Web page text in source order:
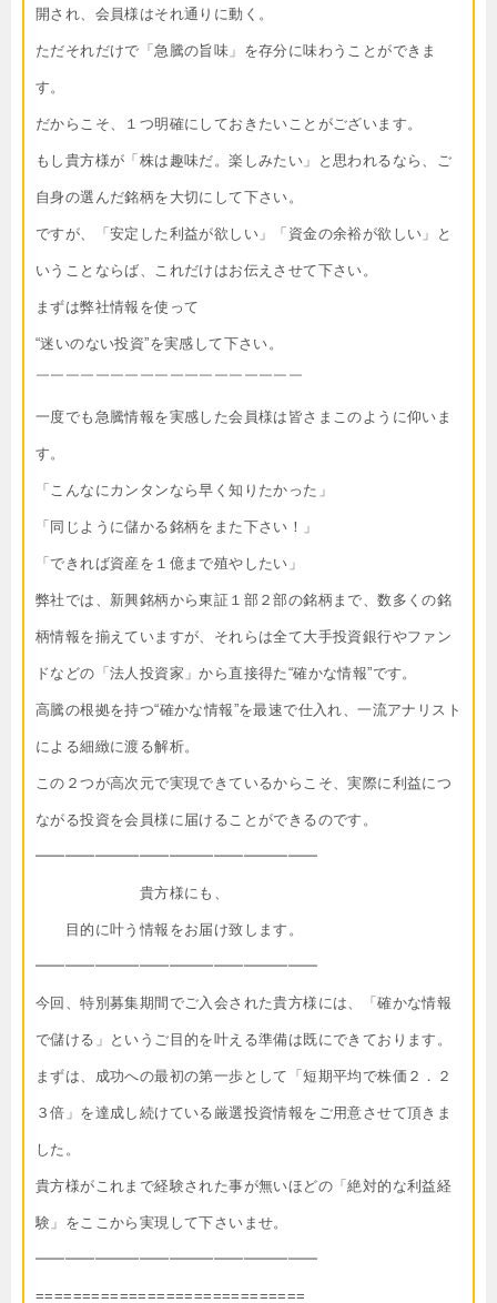
開され、会員様はそれ通りに動く。
ただそれだけで「急騰の旨味」を存分に味わうことができま
す。
だからこそ、１つ明確にしておきたいことがございます。
もし貴方様が「株は趣味だ。楽しみたい」と思われるなら、ご
自身の選んだ銘柄を大切にして下さい。
ですが、「安定した利益が欲しい」「資金の余裕が欲しい」と
いうことならば、これだけはお伝えさせて下さい。
まずは弊社情報を使って
“迷いのない投資”を実感して下さい。
￣￣￣￣￣￣￣￣￣￣￣￣￣￣￣￣￣￣
一度でも急騰情報を実感した会員様は皆さまこのように仰いま
す。
「こんなにカンタンなら早く知りたかった」
「同じように儲かる銘柄をまた下さい！」
「できれば資産を１億まで殖やしたい」
弊社では、新興銘柄から東証１部２部の銘柄まで、数多くの銘
柄情報を揃えていますが、それらは全て大手投資銀行やファン
ドなどの「法人投資家」から直接得た“確かな情報”です。
高騰の根拠を持つ“確かな情報”を最速で仕入れ、一流アナリスト
による細緻に渡る解析。
この２つが高次元で実現できているからこそ、実際に利益につ
ながる投資を会員様に届けることができるのです。
━━━━━━━━━━━━━━━━━━━
貴方様にも、
目的に叶う情報をお届け致します。
━━━━━━━━━━━━━━━━━━━
今回、特別募集期間でご入会された貴方様には、「確かな情報
で儲ける」というご目的を叶える準備は既にできております。
まずは、成功への最初の第一歩として「短期平均で株価２．２
３倍」を達成し続けている厳選投資情報をご用意させて頂きま
した。
貴方様がこれまで経験された事が無いほどの「絶対的な利益経
験」をここから実現して下さいませ。
━━━━━━━━━━━━━━━━━━━
=============================